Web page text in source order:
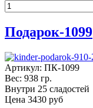
Подарок-1099
Артикул: ПК-1099
Вес: 938 гр.
Внутри 25 сладостей
Цена 3430 руб